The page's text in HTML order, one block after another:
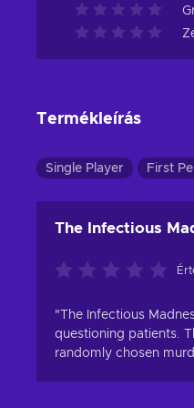
Termékleírás
Single Player First
The Infectious
"The Infectious
questioning patients.
randomly chosen